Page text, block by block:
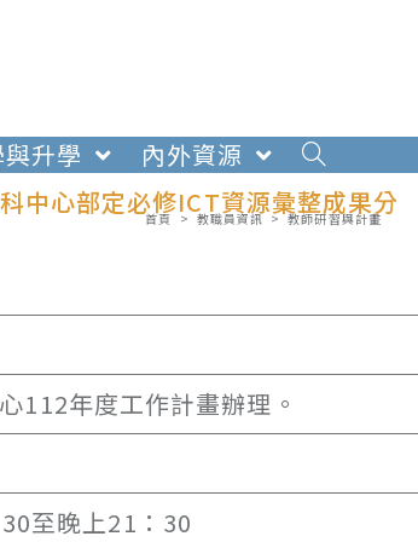
升學
內外資源
中心部定必修ICT資源彙整成果分
首頁 > 教職員資訊 > 教師研習與計畫
112年度工作計畫辦理。
至晚上21：30